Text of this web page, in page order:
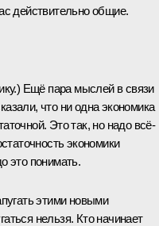
действительно общие.
Ещё пара мыслей в связи
что ни одна экономика
Это так, но надо всё-
экономики
это понимать.
этими новыми
нельзя. Кто начинает